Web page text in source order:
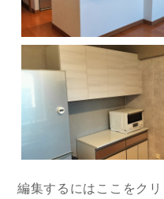
編集するにはここをク